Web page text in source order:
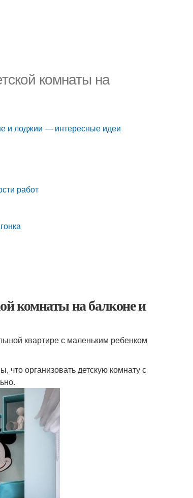
комнаты на
и лоджии — интересные идеи
работ
комнаты на балконе и
квартире с маленьким ребенком
что организовать детскую комнату с